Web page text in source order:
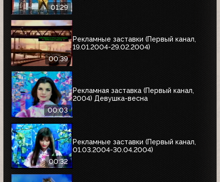
01:29
00:39
Рекламные заставки (Первый канал,
19.01.2004-29.02.2004)
00:03
Рекламная заставка (Первый канал,
2004) Девушка-весна
00:32
Рекламные заставки (Первый канал,
01.03.2004-30.04.2004)